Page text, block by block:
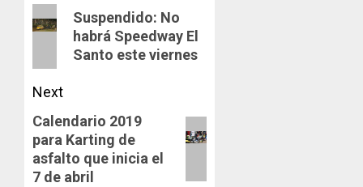
navigation
Previous
post:
Suspendido: No
habrá Speedway El
Santo este viernes
Next
Next
post:
Calendario 2019
para Karting de
asfalto que inicia el
7 de abril